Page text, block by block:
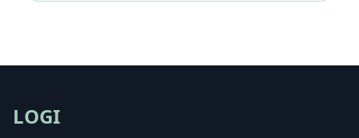
LOGI